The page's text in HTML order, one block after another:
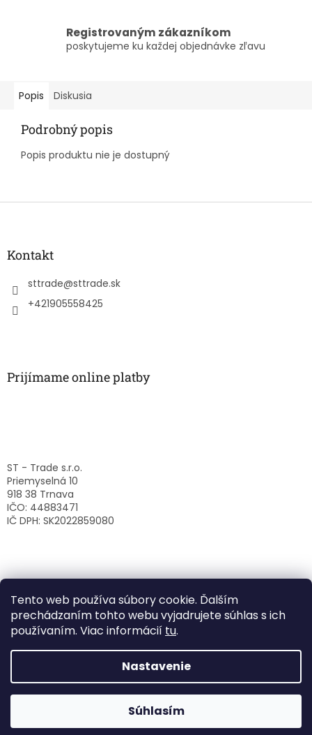
Tento web používa súbory cookie. Ďalším
prechádzaním tohto webu vyjadrujete súhlas s ich
používaním. Viac informácií tu.
Nastavenie
Súhlasím
Registrovaným zákazníkom
poskytujeme ku každej objednávke zľavu
Popis Diskusia
Podrobný popis
Popis produktu nie je dostupný
Z
Kontakt
sttrade@sttrade.sk
+421905558425
Prijímame online platby
ST - Trade s.r.o.
Priemyselná 10
918 38 Trnava
IČO: 44883471
IČ DPH: SK2022859080
Vytvoril Shoptet
ST-Trade s.r.o.. Všetky práva vyhradené.